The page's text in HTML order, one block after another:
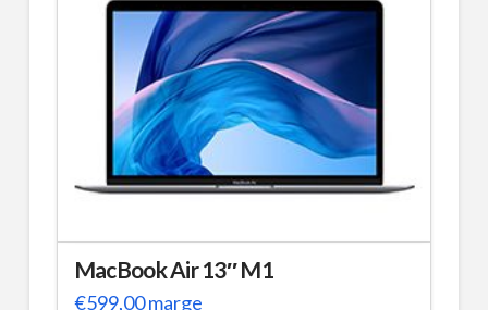
MacBook Air 13″ M1
€599,00marge